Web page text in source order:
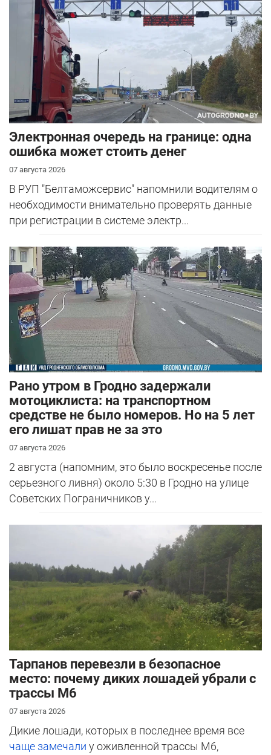
Электронная очередь на границе: одна
ошибка может стоить денег
07 августа 2026
В РУП "Белтаможсервис" напомнили водителям о
необходимости внимательно проверять данные
при регистрации в системе электр...
Рано утром в Гродно задержали
мотоциклиста: на транспортном
средстве не было номеров. Но на 5 лет
его лишат прав не за это
07 августа 2026
2 августа (напомним, это было воскресенье после
серьезного ливня) около 5:30 в Гродно на улице
Советских Пограничников у...
Тарпанов перевезли в безопасное
место: почему диких лошадей убрали с
трассы М6
07 августа 2026
Дикие лошади, которых в последнее время все
чаще замечали у оживленной трассы М6,